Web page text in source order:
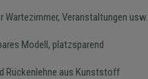
Wartezimmer, Veranstaltungen usw.
Modell, platzsparend
Rückenlehne aus Kunststoff